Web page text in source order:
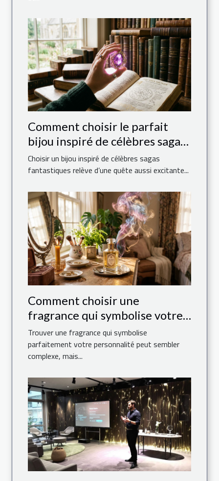
Comment choisir le parfait
bijou inspiré de célèbres sagas
fantastiques ?
Choisir un bijou inspiré de célèbres sagas
fantastiques relève d’une quête aussi excitante...
Comment choisir une
fragrance qui symbolise votre
personnalité ?
Trouver une fragrance qui symbolise
parfaitement votre personnalité peut sembler
complexe, mais...